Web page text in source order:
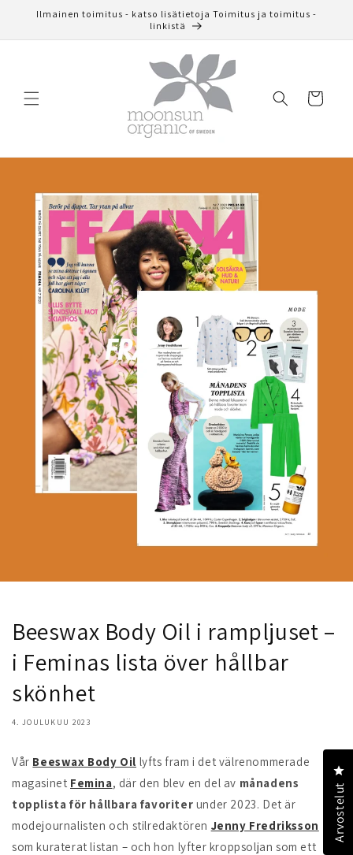
siirry
Ilmainen toimitus - katso lisätietoja Toimitus ja toimitus -
linkistä
Ostoskori
Beeswax Body Oil i rampljuset –
i Feminas lista över hållbar
skönhet
4. JOULUKUU 2023
Vår Beeswax Body Oil lyfts fram i det välrenommerade
magasinet Femina, där den blev en del av månadens
topplista för hållbara favoriter under 2023. Det är
modejournalisten och stilredaktören Jenny Fredriksson
som kuraterat listan – och hon lyfter kroppsoljan som ett
Arvostelut